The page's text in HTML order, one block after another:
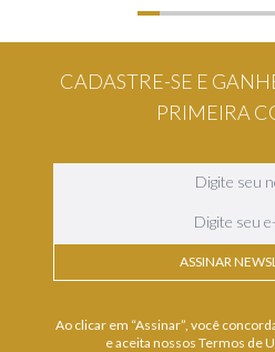
CADASTRE-SE E
PRIMEIRA
ASSINAR
Ao clicar em “Assinar”, você
e aceita nossos Termos de